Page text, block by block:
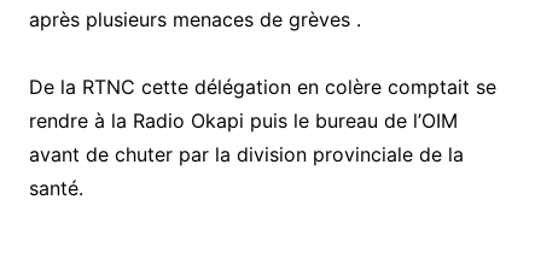
après plusieurs menaces de grèves .
De la RTNC cette délégation en colère comptait se
rendre à la Radio Okapi puis le bureau de l’OIM
avant de chuter par la division provinciale de la
santé.